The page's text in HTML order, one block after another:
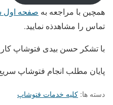
همچین با مراجعه به صفحه اول
تماس را مشاهدذه نمایید.
با تشکر حسن بیدی فتوشاپ
پایان مطلب انجام فتوشاپ
دسته ها: کلیه خدمات فتوشاپ